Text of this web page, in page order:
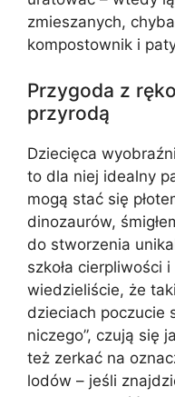
zmieszanych,
kompostownik i
Przygoda z
przyrodą
Dziecięca
to dla niej idealny
mogą stać się
dinozaurów,
do stworzenia
szkoła cierpliwości
wiedzieliście, że
dzieciach poczucie
niczego”, czują się
też zerkać na
lodów – jeśli